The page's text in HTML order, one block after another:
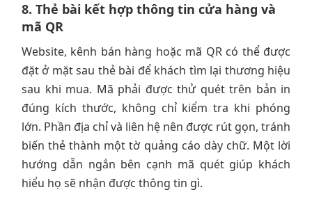
8. Thẻ bài kết hợp thông tin cửa hàng và
mã QR
Website, kênh bán hàng hoặc mã QR có thể được
đặt ở mặt sau thẻ bài để khách tìm lại thương hiệu
sau khi mua. Mã phải được thử quét trên bản in
đúng kích thước, không chỉ kiểm tra khi phóng
lớn. Phần địa chỉ và liên hệ nên được rút gọn, tránh
biến thẻ thành một tờ quảng cáo dày chữ. Một lời
hướng dẫn ngắn bên cạnh mã quét giúp khách
hiểu họ sẽ nhận được thông tin gì.